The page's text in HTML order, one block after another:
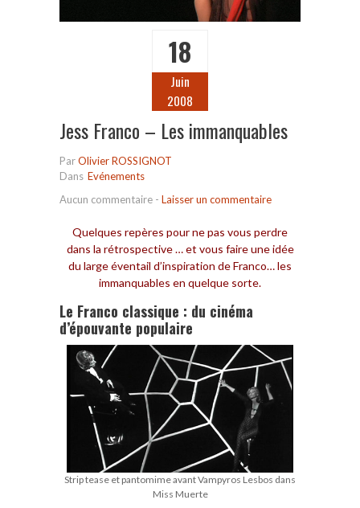
18
Juin
2008
Jess Franco – Les immanquables
ParOlivier ROSSIGNOT
Dans Evénements
Aucun commentaire - Laisser un commentaire
Quelques repères pour ne pas vous perdre
dans la rétrospective … et vous faire une idée
du large éventail d’inspiration de Franco… les
immanquables en quelque sorte.
Le Franco classique : du cinéma
d’épouvante populaire
Strip tease et pantomime avant Vampyros Lesbos dans
Miss Muerte